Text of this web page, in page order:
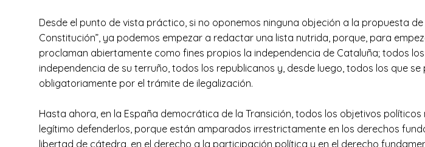
Desde el punto de vista práctico, si no oponemos ninguna objeción a la propuesta
Constitución”, ya podemos empezar a redactar una lista nutrida, porque, para
proclaman abiertamente como fines propios la independencia de Cataluña; todos
independencia de su terruño, todos los republicanos y, desde luego, todos los que
obligatoriamente por el trámite de ilegalización.
Hasta ahora, en la España democrática de la Transición, todos los objetivos
legítimo defenderlos, porque están amparados irrestrictamente en los derechos
libertad de cátedra, en el derecho a la participación política y en el derecho